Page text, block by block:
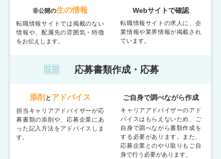
非公開の生の情報
転職情報サイトでは掲載のない
情報や、配属先の雰囲気・特徴
をお伝えします。
添削 と アドバイス
担当キャリアアドバイザーが応
募書類の添削や、応募企業にあ
った記入方法をアドバイスしま
す。
応募書類作成・応募
Webサイトで確認
転職情報サイトの求人に、企
業情報や業界情報が掲載され
ています。
ご自身で調べながら作成
キャリアアドバイザーのアド
バイスはもらえないため、ご
自身で調べながら書類作成を
する必要があります。また、
応募企業とのやり取りもご自
身で行う必要があります。